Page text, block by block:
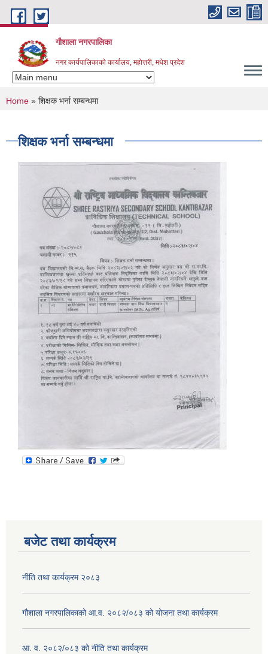
Skip to main content
गौशाला नगरपालिका
नगर कार्यपालिकाकाे कार्यालय, महोत्तरी, मधेश प्रदेश
You are here
Home » शिक्षक भर्ना सम्बन्धमा
शिक्षक भर्ना सम्बन्धमा
बजेट तथा कार्यक्रम
नीति तथा कार्यक्रम २०८३
गौशाला नगरपालिकाको आ.व. २०८२/०८३ को योजना तथा कार्यक्रम
आ. व. २०८२/०८३ को नीति तथा कार्यक्रम